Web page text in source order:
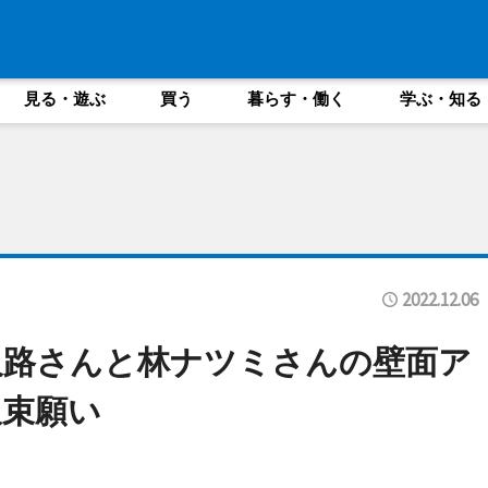
見る・遊ぶ 買う 暮らす・働く 学ぶ・知る
2022.12.06
さんと林ナツミさんの壁面ア
願い